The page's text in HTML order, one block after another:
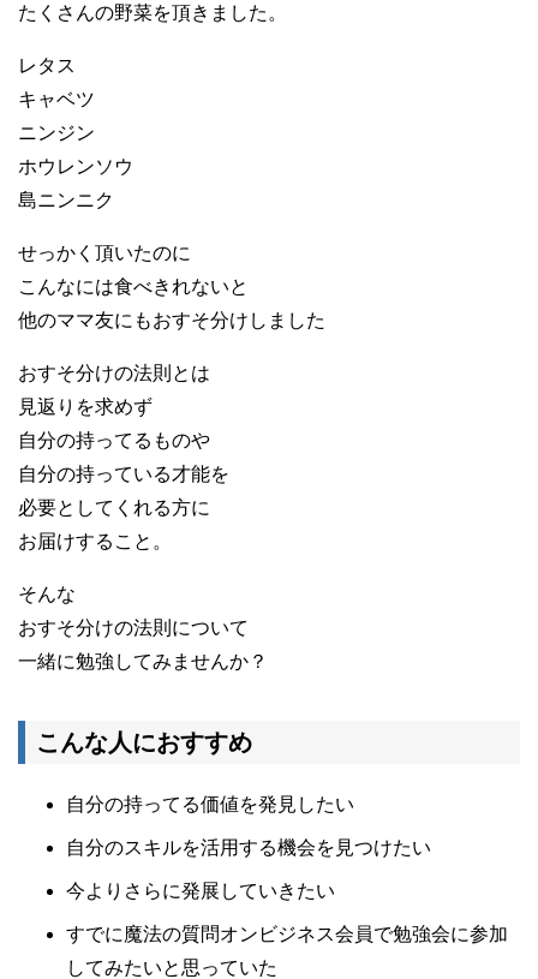
たくさんの野菜を頂きました。
レタス
キャベツ
ニンジン
ホウレンソウ
島ニンニク
せっかく頂いたのに
こんなには食べきれないと
他のママ友にもおすそ分けしました
おすそ分けの法則とは
見返りを求めず
自分の持ってるものや
自分の持っている才能を
必要としてくれる方に
お届けすること。
そんな
おすそ分けの法則について
一緒に勉強してみませんか？
こんな人におすすめ
自分の持ってる価値を発見したい
自分のスキルを活用する機会を見つけたい
今よりさらに発展していきたい
すでに魔法の質問オンビジネス会員で勉強会に参加
してみたいと思っていた